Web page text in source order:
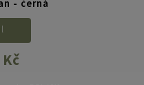
- černá